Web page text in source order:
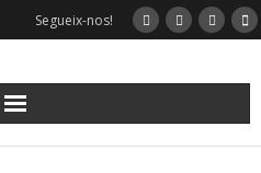
Segueix-nos!